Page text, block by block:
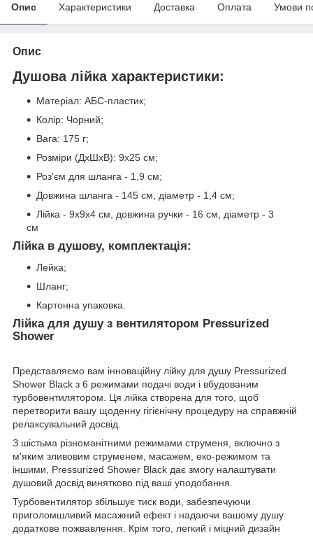
Опис Характеристики Доставка Оплата Умови
Опис
Душова лійка характеристики:
Матеріал: АБС-пластик;
Колір: Чорний;
Вага: 175 г;
Розміри (ДхШхВ): 9х25 см;
Роз'єм для шланга - 1,9 см;
Довжина шланга - 145 см, діаметр - 1,4 см;
Лійка - 9х9х4 см, довжина ручки - 16 см, діаметр - 3
см
Лійка в душову, комплектація:
Лейка;
Шланг;
Картонна упаковка.
Лійка для душу з вентилятором Pressurized
Shower
Представляємо вам інноваційну лійку для душу Pressurized
Shower Black з 6 режимами подачі води і вбудованим
турбовентилятором. Ця лійка створена для того, щоб
перетворити вашу щоденну гігієнічну процедуру на справжній
релаксувальний досвід.
З шістьма різноманітними режимами струменя, включно з
м'яким зливовим струменем, масажем, еко-режимом та
іншими, Pressurized Shower Black дає змогу налаштувати
душовий досвід винятково під ваші уподобання.
Турбовентилятор збільшує тиск води, забезпечуючи
приголомшливий масажний ефект і надаючи вашому душу
додаткове пожвавлення. Крім того, легкий і міцний дизайн